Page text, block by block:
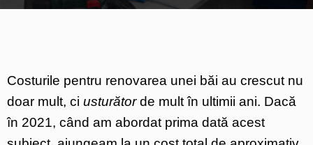
Costurile pentru renovarea unei băi au crescut nu
doar mult, ci usturătorde mult în ultimii ani. Dacă
în 2021, când am abordat prima dată acest